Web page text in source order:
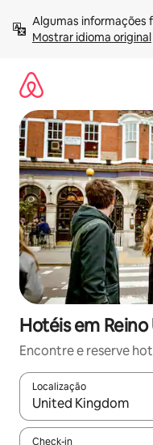
para
Mostrar idioma original
Hotéis em
Encontre e reserve
Localização
Quando os resultados
Check-in